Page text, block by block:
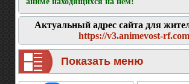
Актуальный адрес сайта для
https://v3.animevost-
Показать меню